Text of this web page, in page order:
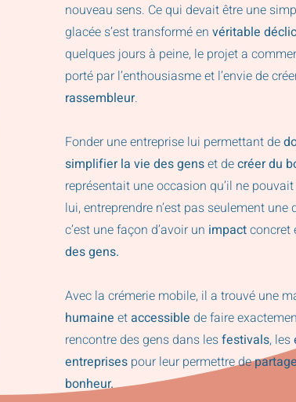
nouveau sens. Ce qui devait être une
glacée s’est transformé en véritable
quelques jours à peine, le projet a
porté par l’enthousiasme et l’envie de
rassembleur.
Fonder une entreprise lui permettant de
simplifier la vie des genset decréer du
représentait une occasion qu’il ne
lui, entreprendre n’est pas seulement une
c’est une façon d’avoir un impactconcret
des gens.
Avec la crémerie mobile, il a trouvé une
humaine etaccessible de faire
rencontre des gens dans lesfestivals, les
entreprisespour leur permettre de
bonheur.